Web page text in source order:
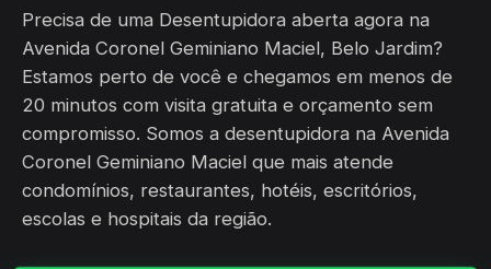
Precisa de uma Desentupidora aberta agora na
Avenida Coronel Geminiano Maciel, Belo Jardim?
Estamos perto de você e chegamos em menos de
20 minutos com visita gratuita e orçamento sem
compromisso. Somos a desentupidora na Avenida
Coronel Geminiano Maciel que mais atende
condomínios, restaurantes, hotéis, escritórios,
escolas e hospitais da região.